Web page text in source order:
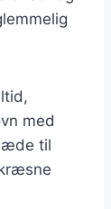
med
til